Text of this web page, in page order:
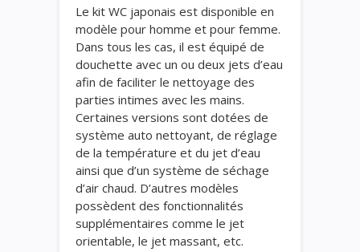
Le kit WC japonais est disponible en
modèle pour homme et pour femme.
Dans tous les cas, il est équipé de
douchette avec un ou deux jets d’eau
afin de faciliter le nettoyage des
parties intimes avec les mains.
Certaines versions sont dotées de
système auto nettoyant, de réglage
de la température et du jet d’eau
ainsi que d’un système de séchage
d’air chaud. D’autres modèles
possèdent des fonctionnalités
supplémentaires comme le jet
orientable, le jet massant, etc.